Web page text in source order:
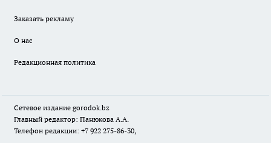
Заказать рекламу
О нас
Редакционная политика
Сетевое издание gorodok.bz
Главный редактор: Панюкова А.А.
Телефон редакции: +7 922 275-86-30,